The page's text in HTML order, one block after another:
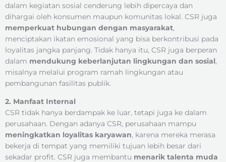
dalam kegiatan sosial cenderung lebih dipercaya dan
dihargai oleh konsumen maupun komunitas lokal. CSR juga
memperkuat hubungan dengan masyarakat,
menciptakan ikatan emosional yang bisa berkontribusi pada
loyalitas jangka panjang. Tidak hanya itu, CSR juga berperan
dalam mendukung keberlanjutan lingkungan dan sosial,
misalnya melalui program ramah lingkungan atau
pembangunan fasilitas publik.
2. Manfaat Internal
CSR tidak hanya berdampak ke luar, tetapi juga ke dalam
perusahaan. Dengan adanya CSR, perusahaan mampu
meningkatkan loyalitas karyawan, karena mereka merasa
bekerja di tempat yang memiliki tujuan lebih besar dari
sekadar profit. CSR juga membantu menarik talenta muda